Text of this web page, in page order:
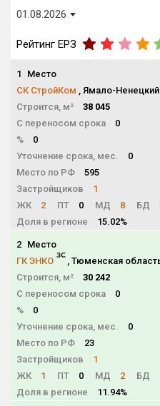
от
01.08.2026
Рейтинг ЕРЗ
1
Место
СК СтройКом , Ямало-
Строится, м²
38 045
С переносом срока
0
%
0
Уточнение срока, мес.
0
Место по РФ
595
Застройщиков
1
ЖК
2 ПТ 0 МД 8 БД
Доля в регионе
15.02%
2 Место
ГК ЭНКО
, Тюменская
Строится, м²
30 242
С переносом срока
0
%
0
Уточнение срока, мес.
0
Место по РФ
23
Застройщиков
1
ЖК
1 ПТ 0 МД 2 БД
Доля в регионе
11.94%